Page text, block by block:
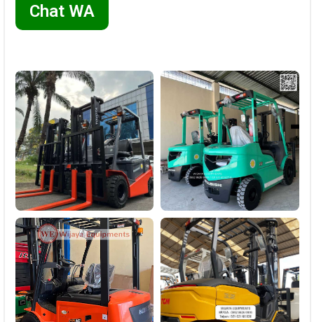
Chat WA